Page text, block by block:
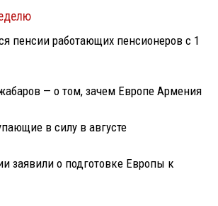
пенсии работающих пенсионеров с 1
— о том, зачем Европе Армения
в силу в августе
заявили о подготовке Европы к